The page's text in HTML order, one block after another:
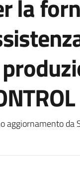
la
aggiornamento da